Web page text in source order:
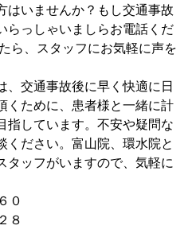
はいませんか？もし交通事故
らっしゃいましらお電話くだ
ら、スタッフにお気軽に声を
、交通事故後に早く快適に日
くために、患者様と一緒に計
指しています。不安や疑問な
ください。富山院、環水院と
タッフがいますので、気軽に
０
８